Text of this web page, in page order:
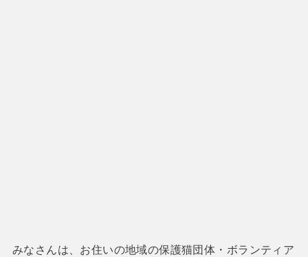
みなさんは、お住いの地域の保護猫団体・ボランティア